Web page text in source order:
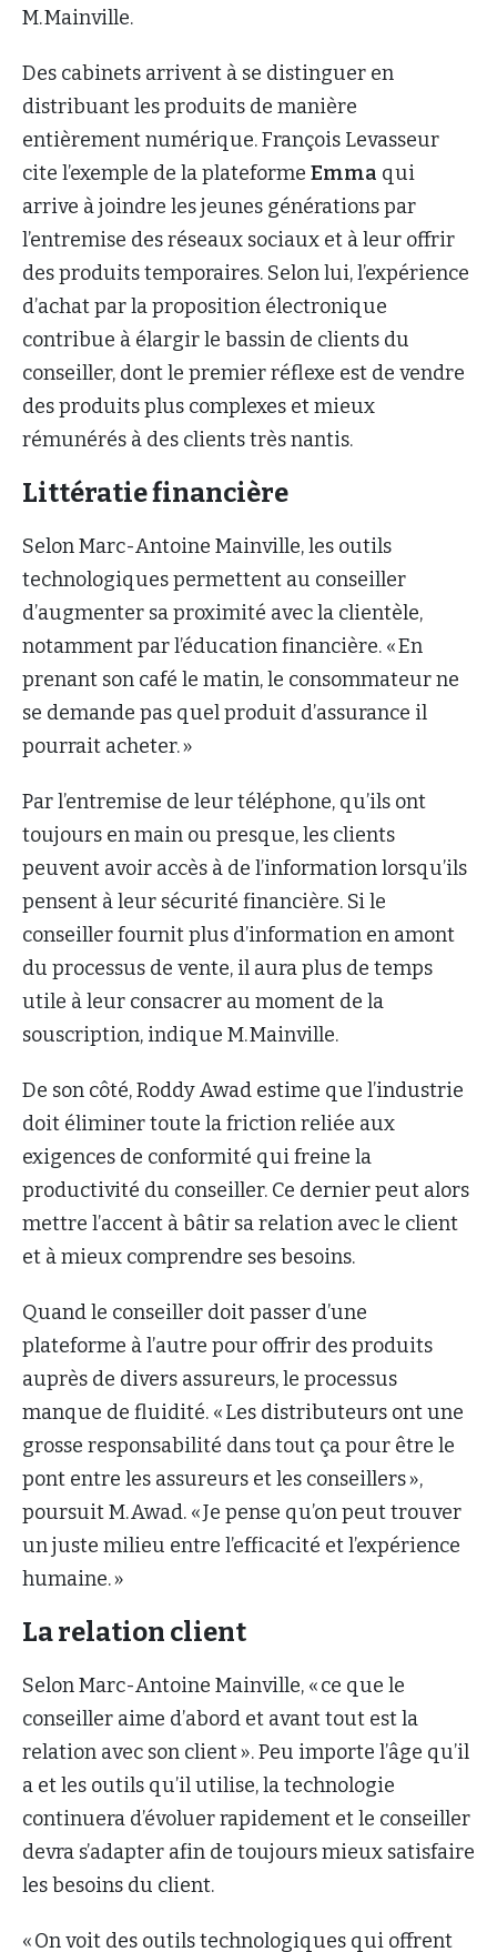
M. Mainville.
Des cabinets arrivent à se distinguer en
distribuant les produits de manière
entièrement numérique. François Levasseur
cite l’exemple de la plateforme Emma qui
arrive à joindre les jeunes générations par
l’entremise des réseaux sociaux et à leur offrir
des produits temporaires. Selon lui, l’expérience
d’achat par la proposition électronique
contribue à élargir le bassin de clients du
conseiller, dont le premier réflexe est de vendre
des produits plus complexes et mieux
rémunérés à des clients très nantis.
Littératie financière
Selon Marc-Antoine Mainville, les outils
technologiques permettent au conseiller
d’augmenter sa proximité avec la clientèle,
notamment par l’éducation financière. « En
prenant son café le matin, le consommateur ne
se demande pas quel produit d’assurance il
pourrait acheter. »
Par l’entremise de leur téléphone, qu’ils ont
toujours en main ou presque, les clients
peuvent avoir accès à de l’information lorsqu’ils
pensent à leur sécurité financière. Si le
conseiller fournit plus d’information en amont
du processus de vente, il aura plus de temps
utile à leur consacrer au moment de la
souscription, indique M. Mainville.
De son côté, Roddy Awad estime que l’industrie
doit éliminer toute la friction reliée aux
exigences de conformité qui freine la
productivité du conseiller. Ce dernier peut alors
mettre l’accent à bâtir sa relation avec le client
et à mieux comprendre ses besoins.
Quand le conseiller doit passer d’une
plateforme à l’autre pour offrir des produits
auprès de divers assureurs, le processus
manque de fluidité. « Les distributeurs ont une
grosse responsabilité dans tout ça pour être le
pont entre les assureurs et les conseillers »,
poursuit M. Awad. « Je pense qu’on peut trouver
un juste milieu entre l’efficacité et l’expérience
humaine. »
La relation client
Selon Marc-Antoine Mainville, « ce que le
conseiller aime d’abord et avant tout est la
relation avec son client ». Peu importe l’âge qu’il
a et les outils qu’il utilise, la technologie
continuera d’évoluer rapidement et le conseiller
devra s’adapter afin de toujours mieux satisfaire
les besoins du client.
« On voit des outils technologiques qui offrent